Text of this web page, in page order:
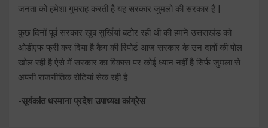
जनता को हमेशा गुमराह करती है यह सरकार जुमलो की सरकार है |
कुछ दिनों पूर्व सरकार खूब सुर्खियां बटोर रही थी की हमने उत्तराखंड को
ओडीएफ फ्री कर दिया है कैग की रिपोर्ट आज सरकार के उन दावों की पोल
खोल रही है ऐसे में सरकार का विकास पर कोई ध्यान नहीं है सिर्फ जुमला से
अपनी राजनीतिक रोटियां सेक रही है
-सूर्यकांत धस्माना प्रदेश उपाध्यक्ष कांग्रेस